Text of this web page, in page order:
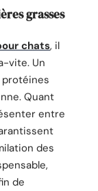
grasses
chats, il
vite. Un
protéines
Quant
entre
des
de